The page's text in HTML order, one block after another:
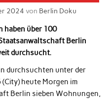
2024 von Berlin Doku
haben über 100
Berlin
durchsucht.
durchsuchten unter der
heute Morgen im
Berlin sieben Wohnungen,